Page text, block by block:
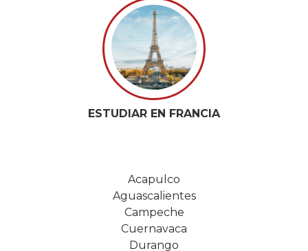
ESTUDIAR EN FRANCIA
Acapulco
Aguascalientes
Campeche
Cuernavaca
Durango